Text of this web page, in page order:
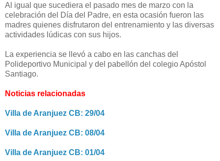
Al igual que sucediera el pasado mes de marzo con la
celebración del Día del Padre, en esta ocasión fueron las
madres quienes disfrutaron del entrenamiento y las diversas
actividades lúdicas con sus hijos.
La experiencia se llevó a cabo en las canchas del
Polideportivo Municipal y del pabellón del colegio Apóstol
Santiago.
Noticias relacionadas
Villa de Aranjuez CB: 29/04
Villa de Aranjuez CB: 08/04
Villa de Aranjuez CB: 01/04